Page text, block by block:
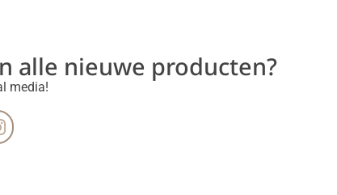
alle nieuwe producten?
media!